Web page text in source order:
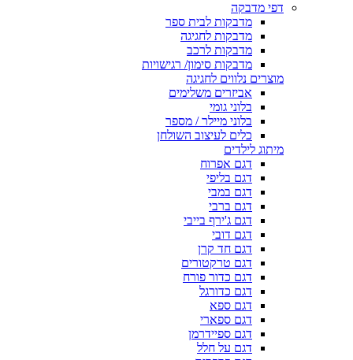
דפי מדבקה
מדבקות לבית ספר
מדבקות לחגיגה
מדבקות לרכב
מדבקות סימון/ רגישויות
מוצרים נלווים לחגיגה
אביזרים משלימים
בלוני גומי
בלוני מיילר / מספר
כלים לעיצוב השולחן
מיתוג לילדים
דגם אפרוח
דגם בליפי
דגם במבי
דגם ברבי
דגם ג'ירף בייבי
דגם דובי
דגם חד קרן
דגם טרקטורים
דגם כדור פורח
דגם כדורגל
דגם ספא
דגם ספארי
דגם ספיידרמן
דגם על חלל